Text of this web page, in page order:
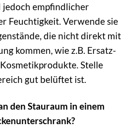
jedoch empfindlicher
Feuchtigkeit. Verwende sie
die nicht direkt mit
kommen, wie z.B. Ersatz-
Stelle
gut belüftet ist.
den Stauraum in einem